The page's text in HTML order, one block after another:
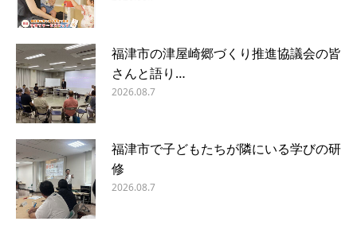
福津市の津屋崎郷づくり推進協議会の皆
さんと語り…
2026.08.7
福津市で子どもたちが隣にいる学びの研
修
2026.08.7